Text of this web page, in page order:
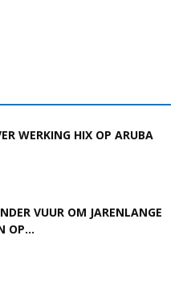
WERKING HIX OP ARUBA
VUUR OM JARENLANGE
OP...